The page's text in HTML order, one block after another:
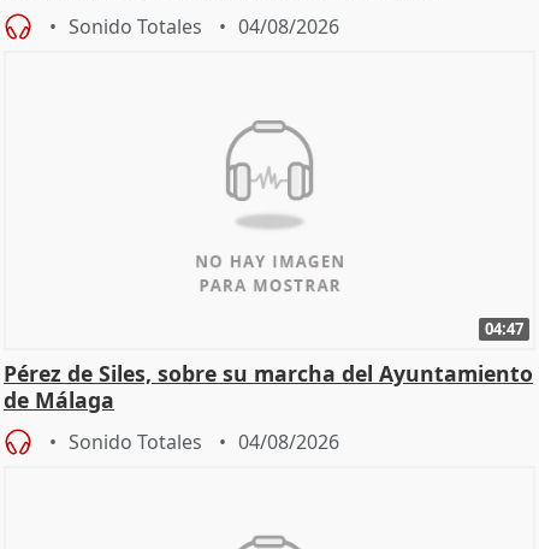
Sonido Totales 04/08/2026
04:47
Pérez de Siles, sobre su marcha del Ayuntamiento
de Málaga
Sonido Totales 04/08/2026